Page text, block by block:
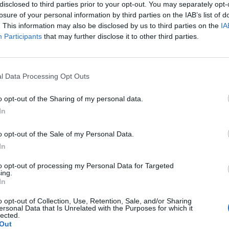
to third parties prior to your opt-out. You may separately
of your personal information by third parties on the IAB’s list of
This information may also be disclosed by us to third parties on the
Participants that may further disclose it to other third parties.
Data Processing Opt Outs
opt-out of the Sharing of my personal data.
opt-out of the Sale of my Personal Data.
opt-out of processing my Personal Data for Targeted
opt-out of Collection, Use, Retention, Sale, and/or Sharing
Data that Is Unrelated with the Purposes for which it
oder eine interne Versammlung plant, kann damit
Raum die passende Größe hat und wie viel
bleibt. ([tourismus-ansbach.de](https://www.tourismus-
sowie eine Teeküche, die bei kleineren
sehr nützlich sein kann. Gerade diese
ein Event nicht nur aus dem Hauptprogramm
oder Backstage-Bereiche benötigt. Die Karlshalle
als 210 Quadratmeter großer Saal beschrieben, der
eingezeichnet, was für Veranstalter
Ablauf planen wollen. Die reine Zahl der Plätze reicht
Sichtachsen, Laufwege oder die gewünschte
Karlsplatz bietet hier eine selten sinnvolle
und pragmatischer Planbarkeit. ([tourismus-
Karlsplatz?
in Ansbach?